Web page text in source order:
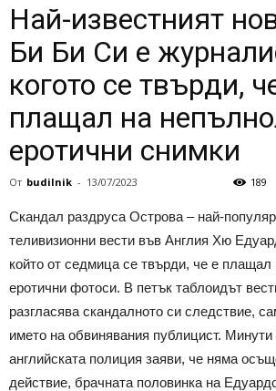
Най-известният
Би Би Си е
когото се твърди,
плащал на
еротични снимки
От budilnik - 13/07/2023 189
Скандал раздруса Острова – най-
теливизионни вести във Англия Хю
който от седмица се твърди, че е плащал
еротични фотоси. В петък таблоидът
разгласява скандалното си следствие,
името на обвинявания публицист. Минути
английската полиция заяви, че няма
действие, брачната половинка на